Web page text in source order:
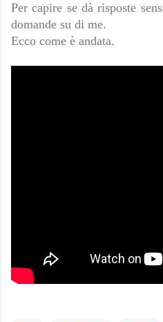
Per capire se dà risposte
domande su di me.
Ecco come è andata.